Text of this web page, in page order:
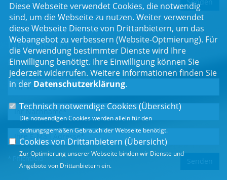
Newsletter
Erhalten Sie Neuigkeiten aus dem Landtag und der Region.
* Pflichtfeld
Diese Webseite verwendet Cookies, die notwendig
sind, um die Webseite zu nutzen. Weiter verwendet
diese Webseite Dienste von Drittanbietern, um das
Webangebot zu verbessern (Website-Optmierung). Für
die Verwendung bestimmter Dienste wird Ihre
Einwilligung benötigt. Ihre Einwilligung können Sie
jederzeit widerrufen. Weitere Informationen finden Sie
in der Datenschutzerklärung.
Technisch notwendige Cookies (Übersicht)
Die notwendigen Cookies werden allein für den
ordnungsgemäßen Gebrauch der Webseite benötigt.
Cookies von Drittanbietern (Übersicht)
Zur Optimierung unserer Webseite binden wir Dienste und
Angebote von Drittanbietern ein.